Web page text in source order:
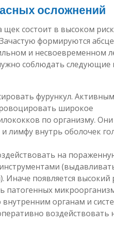
осложнений
щек состоит в высоком
формируются
и несвоевременном
соблюдать
фурункул.
широкое
по организму. Они
лимфу внутрь оболочек
на
Иначе появляется высокий
патогенных
внутренним органам и
воздействовать